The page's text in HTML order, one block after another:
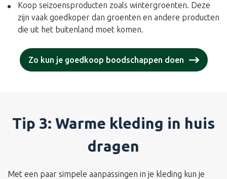
Koop seizoensproducten zoals wintergroenten. Deze
zijn vaak goedkoper dan groenten en andere producten
die uit het buitenland moet komen.
Zo kun je goedkoop boodschappen doen
Tip 3: Warme kleding in huis
dragen
Met een paar simpele aanpassingen in je kleding kun je